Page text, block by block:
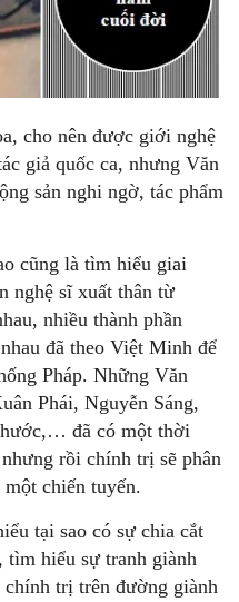
cho nên được giới nghệ
giả quốc ca, nhưng Văn
sản nghi ngờ, tác phẩm
cũng là tìm hiểu giai
nghệ sĩ xuất thân từ
nhiều thành phần
đã theo Việt Minh để
Pháp. Những Văn
Phái, Nguyễn Sáng,
đã có một thời
rồi chính trị sẽ phân
chiến tuyến.
tại sao có sự chia cắt
tìm hiểu sự tranh giành
chính trị trên đường giành